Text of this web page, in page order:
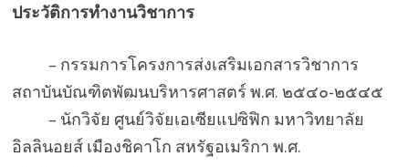
ประวัติการทำงานวิชาการ
– กรรมการโครงการส่งเสริมเอกสารวิชาการ
สถาบันบัณฑิตพัฒนบริหารศาสตร์ พ.ศ. ๒๕๔๐-๒๕๔๕
– นักวิจัย ศูนย์วิจัยเอเซียแปซิฟิก มหาวิทยาลัย
อิลลินอยส์ เมืองชิคาโก สหรัฐอเมริกา พ.ศ.